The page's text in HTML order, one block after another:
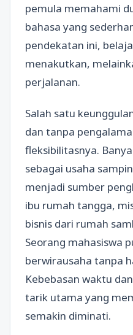
pemula memahami
bahasa yang
pendekatan ini,
menakutkan,
perjalanan.
Salah satu
dan tanpa
fleksibilitasnya.
sebagai usaha
menjadi sumber
ibu rumah tangga,
bisnis dari rumah
Seorang mahasiswa
berwirausaha tanpa
Kebebasan waktu
tarik utama yang
semakin diminati.